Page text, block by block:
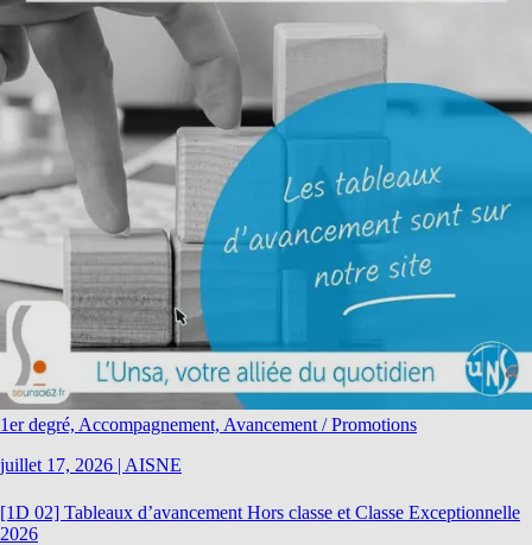
1er degré, Accompagnement, Avancement / Promotions
juillet 17, 2026 | AISNE
[1D 02] Tableaux d’avancement Hors classe et Classe Exceptionnelle
2026